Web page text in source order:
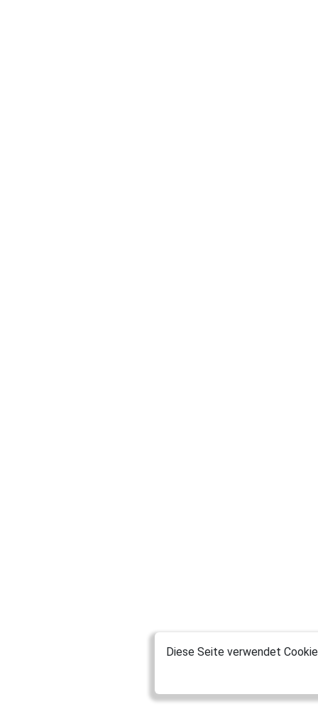
Diese Seite verwendet